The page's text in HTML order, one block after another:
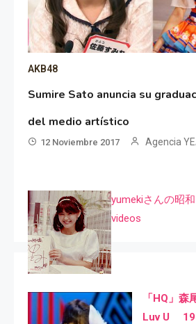
AKB48
Sumire Sato anuncia su
del medio artístico
12 Noviembre 2017 Agencia
yumekiさんの昭
videos
「HQ」森
Luv U